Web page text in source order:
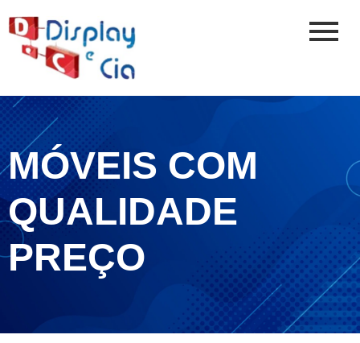
MÓVEIS COM
QUALIDADE
PREÇO